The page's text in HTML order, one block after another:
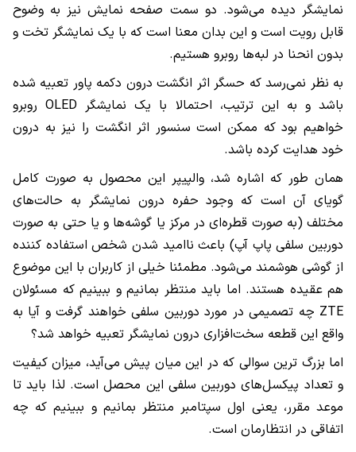
نمایشگر دیده می‌شود. دو سمت صفحه نمایش نیز به وضوح
قابل رویت است و این بدان معنا است که با یک نمایشگر تخت و
بدون انحنا در لبه‌ها روبرو هستیم.
به نظر نمی‌رسد که حسگر اثر انگشت درون دکمه پاور تعبیه شده
باشد و به این ترتیب، احتمالا با یک نمایشگر OLEDروبرو
خواهیم بود که ممکن است سنسور اثر انگشت را نیز به درون
خود هدایت کرده باشد.
همان طور که اشاره شد، والپیپر این محصول به صورت کامل
گویای آن است که وجود حفره درون نمایشگر به حالت‌های
مختلف (به صورت قطره‌ای در مرکز یا گوشه‌ها و یا حتی به صورت
دوربین سلفی پاپ آپ) باعث ناامید شدن شخص استفاده کننده
از گوشی هوشمند می‌شود. مطمئنا خیلی از کاربران با این موضوع
هم عقیده هستند. اما باید منتظر بمانیم و ببینیم که مسئولان
ZTE چه تصمیمی در مورد دوربین سلفی خواهند گرفت و آیا به
واقع این قطعه سخت‌‌افزاری درون نمایشگر تعبیه خواهد شد؟
اما بزرگ ترین سوالی که در این میان پیش می‌آید، میزان کیفیت
و تعداد پیکسل‌های دوربین سلفی این محصل است. لذا باید تا
موعد مقرر، یعنی اول سپتامبر منتظر بمانیم و ببینیم که چه
اتفاقی در انتظارمان است.